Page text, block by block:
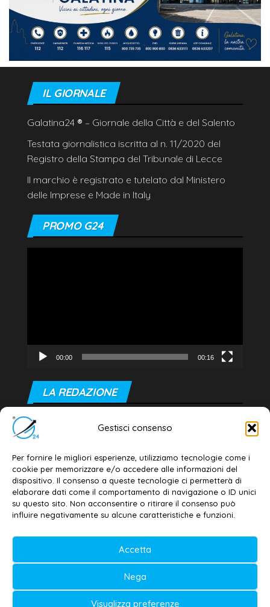
Gestisci consenso
Per fornire le migliori esperienze, utilizziamo tecnologie come i
cookie per memorizzare e/o accedere alle informazioni del
dispositivo. Il consenso a queste tecnologie ci permetterà di
elaborare dati come il comportamento di navigazione o ID unici
su questo sito. Non acconsentire o ritirare il consenso può
influire negativamente su alcune caratteristiche e funzioni.
Accetta
Nega
Visualizza preferenze
IL GIORNALE
Galatina24 ® – Giornale della Città e del Salento
Testata giornalistica iscritta al n. 11/2020 del
Registro della Stampa del Tribunale di Lecce
Il marchio è registrato e tutelato dal Ministero
delle Imprese e Made in Italy
PROMO G24
00:00 00:16
LA REDAZIONE
Editore e direttore responsabile:
Dott. Daniele G. Masciullo
Email: redazione@galatina24.it
Contatti –Disclaimer
Privacy policy –Cookie policy
Testata iscritta al n. 11/2020 Registro della
Stampa Tribunale di Lecce
Editore e direttore responsabile: